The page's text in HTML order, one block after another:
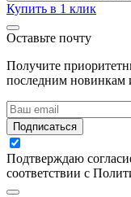
Купить в 1 клик
Оставьте почту
Получите
последним новинкам
Подписаться
Подтверждаю
соответствии с